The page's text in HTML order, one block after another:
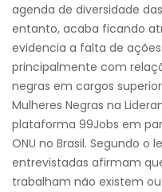
agenda de diversidade
entanto, acaba ficando
evidencia a falta de
principalmente com
negras em cargos
Mulheres Negras na
plataforma 99Jobs em
ONU no Brasil. Segundo o
entrevistadas afirmam
trabalham não existem